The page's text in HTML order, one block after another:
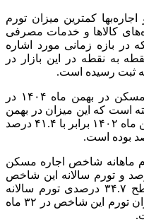
کمترین میزان تورم
کالاها و خدمات مصرفی
در بازه زمانی مورد اشاره
نقطه به نقطه در این بازار در
تورم نقطه به نقطه شاخص اجاره مسکن در بهمن ماه ۱۴۰۴ در
کاهش یافته است که این میزان در بهمن
ماه ۱۴۰۳ معادل ۳۷.۶ درصد، در بهمن ماه ۱۴۰۲ برابر با ۴۱.۴ درصد
ماهانه شاخص اجاره مسکن
ماه ۱۴۰۴، به سطح ۲.۲ درصد و تورم سالانه این شاخص
نیز به ۳۴.۷ درصد رسیده است. سطح ۳۴.۷ درصدی تورم سالانه
شاخص اجاره مسکن نیز کمترین میزان تورم این شاخص در ۳۲ ماه